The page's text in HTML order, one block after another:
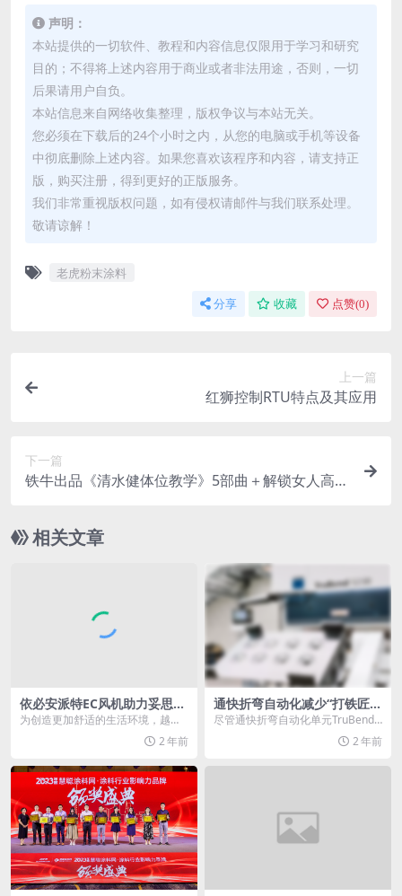
声明：
本站提供的一切软件、教程和内容信息仅限用于学习和研究
目的；不得将上述内容用于商业或者非法用途，否则，一切
后果请用户自负。
本站信息来自网络收集整理，版权争议与本站无关。
您必须在下载后的24个小时之内，从您的电脑或手机等设备
中彻底删除上述内容。如果您喜欢该程序和内容，请支持正
版，购买注册，得到更好的正版服务。
我们非常重视版权问题，如有侵权请邮件与我们联系处理。
敬请谅解！
老虎粉末涂料
分享 收藏 点赞(0)
上一篇
红狮控制RTU特点及其应用
下一篇
铁牛出品《清水健体位教学》5部曲＋解锁女人高潮
相关文章
依必安派特EC风机助力妥思冷
梁空调系统
为创造更加舒适的生活环境，越来
越多的家庭开始选择智能家居系
统，作为空调通风领域设...
2 年前
通快折弯自动化减少“打铁匠
们”的劳动负担
尽管通快折弯自动化单元TruBend
Cell 5000所带来的自动化优势具有
2 年前